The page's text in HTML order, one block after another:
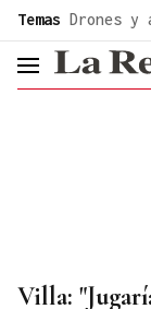
Temas Drones y
Villa: